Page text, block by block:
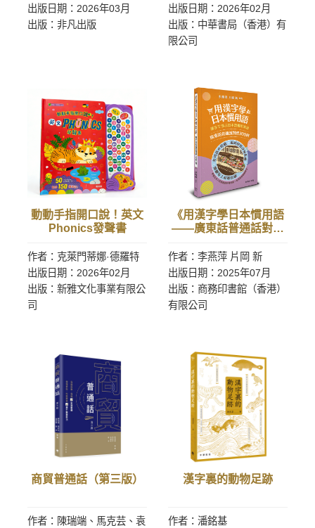
出版日期：2026年03月
出版：非凡出版
出版日期：2026年02月
出版：中華書局（香港）有
限公司
動動手指開口說！英文
Phonics發聲書
作者：克萊門蒂娜·德羅特
出版日期：2026年02月
出版：新雅文化事業有限公
司
《用漢字學日本慣用語
——廣東話普通話對照
作者：李燕萍 片岡 新
出版日期：2025年07月
出版：商務印書館（香港）
有限公司
商貿普通話（第三版）
作者：陳瑞端、馬克芸、袁
漢字裏的動物足跡
作者：潘銘基